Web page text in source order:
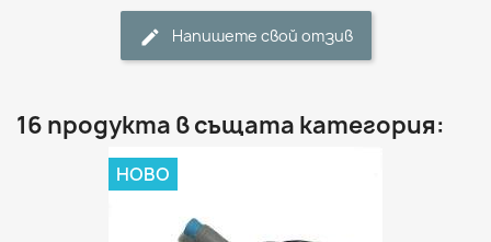
Напишете свой отзив
16 продукта в същата категория:
НОВО